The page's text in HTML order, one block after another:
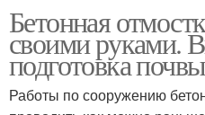
Бетонная
своими руками.
подготовка почвы
Работы по сооружению